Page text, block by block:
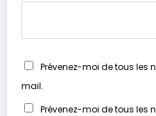
Prévenez-moi de tous les
mail.
Prévenez-moi de tous les